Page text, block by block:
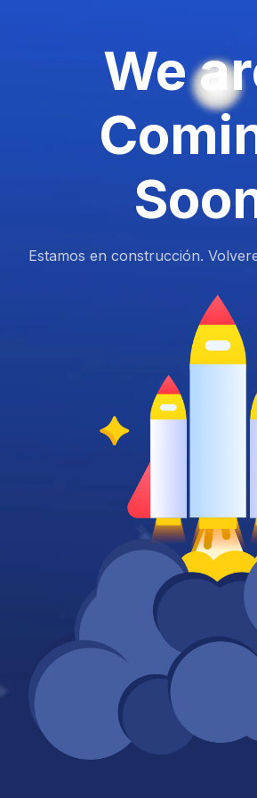
We
Estamos en construcción.